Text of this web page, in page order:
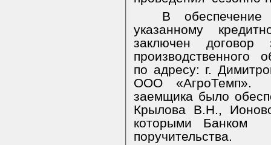
В обеспечение
указанному
заключен
договор
производственного
по адресу: г.
ООО «АгроТемп».
заемщика было
Крылова В.Н.,
которыми Банком
поручительства.